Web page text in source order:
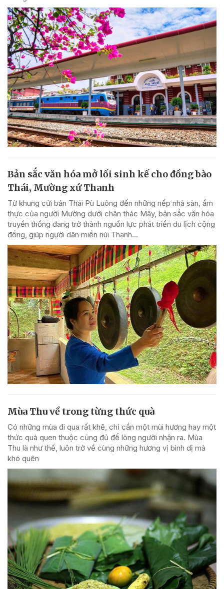
Bản sắc văn hóa mở lối sinh kế cho đồng bào
Thái, Mường xứ Thanh
Từ khung cửi bản Thái Pù Luông đến những nếp nhà sàn, ẩm
thực của người Mường dưới chân thác Mây, bản sắc văn hóa
truyền thống đang trở thành nguồn lực phát triển du lịch cộng
đồng, giúp người dân miền núi Thanh...
Mùa Thu về trong từng thức quà
Có những mùa đi qua rất khẽ, chỉ cần một mùi hương hay một
thức quà quen thuộc cũng đủ để lòng người nhận ra. Mùa
Thu là như thế, luôn trở về cùng những hương vị bình dị mà
khó quên